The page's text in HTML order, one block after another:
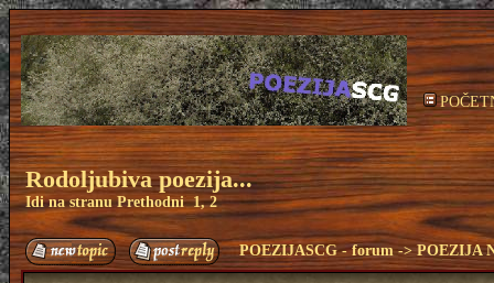
Rodoljubiva poezija...
Idi na stranuPrethodni 1,2
POEZIJASCG - forum ->POEZIJA